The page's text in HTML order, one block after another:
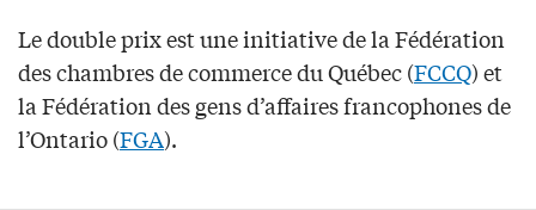
Le double prix est une initiative de la Fédération
des chambres de commerce du Québec (FCCQ) et
la Fédération des gens d’affaires francophones de
l’Ontario (FGA).